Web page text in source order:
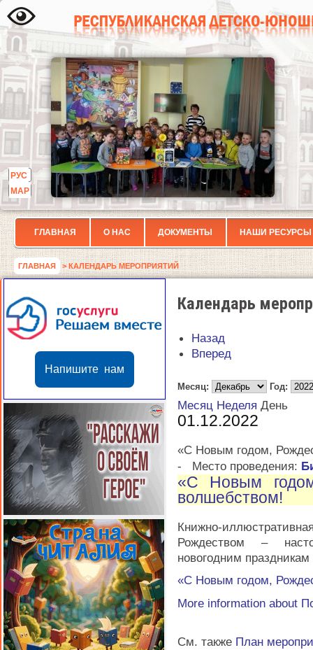
РУС
МАР
ГЛАВНАЯ О НАС ДОКУМЕНТЫ НАШИ РЕСУРСЫ
ГЛАВНАЯ > КАЛЕНДАРЬ МЕРОПРИЯТИЙ
Напишите нам
Календарь
Назад
Вперед
Месяц: Год:
Месяц Неделя День
01.12.2022
«С Новым годом,
-
Место проведения:
«С Новым
волшебством!
Книжно-
Рождеством –
новогодним праздникам
«С Новым годом,
More information about
См. также План